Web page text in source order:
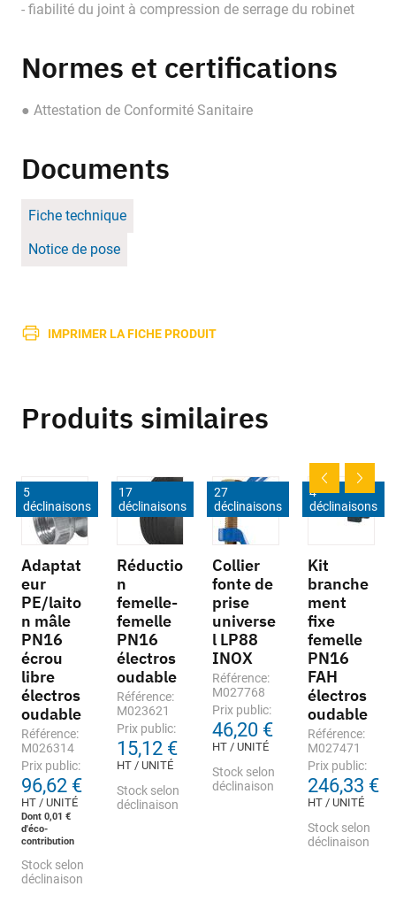
- fiabilité du joint à compression de serrage du robinet
Normes et certifications
● Attestation de Conformité Sanitaire
Documents
Fiche technique
Notice de pose
IMPRIMER LA FICHE PRODUIT
Produits similaires
5
déclinaisons
Adaptat
eur
PE/laito
n mâle
PN16
écrou
libre
électros
oudable
Référence:
M026314
Prix public:
96,62 €
HT / UNITÉ
Dont 0,01 €
d'éco-
contribution
Stock selon
déclinaison
17
déclinaisons
Réductio
n
femelle-
femelle
PN16
électros
oudable
Référence:
M023621
Prix public:
15,12 €
HT / UNITÉ
Stock selon
déclinaison
27
déclinaisons
Collier
fonte de
prise
universe
l LP88
INOX
Référence:
M027768
Prix public:
46,20 €
HT / UNITÉ
Stock selon
déclinaison
4
déclinaisons
Kit
branche
ment
fixe
femelle
PN16
FAH
électros
oudable
Référence:
M027471
Prix public:
246,33 €
HT / UNITÉ
Stock selon
déclinaison